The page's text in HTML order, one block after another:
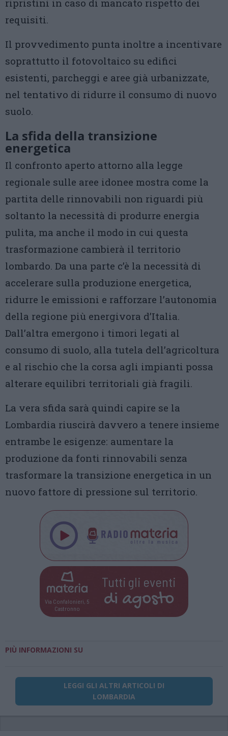
ripristini in caso di mancato rispetto dei
requisiti.
Il provvedimento punta inoltre a incentivare
soprattutto il fotovoltaico su edifici
esistenti, parcheggi e aree già urbanizzate,
nel tentativo di ridurre il consumo di nuovo
suolo.
La sfida della transizione
energetica
Il confronto aperto attorno alla legge
regionale sulle aree idonee mostra come la
partita delle rinnovabili non riguardi più
soltanto la necessità di produrre energia
pulita, ma anche il modo in cui questa
trasformazione cambierà il territorio
lombardo. Da una parte c’è la necessità di
accelerare sulla produzione energetica,
ridurre le emissioni e rafforzare l’autonomia
della regione più energivora d’Italia.
Dall’altra emergono i timori legati al
consumo di suolo, alla tutela dell’agricoltura
e al rischio che la corsa agli impianti possa
alterare equilibri territoriali già fragili.
La vera sfida sarà quindi capire se la
Lombardia riuscirà davvero a tenere insieme
entrambe le esigenze: aumentare la
produzione da fonti rinnovabili senza
trasformare la transizione energetica in un
nuovo fattore di pressione sul territorio.
Via Confalonieri, 5
Castronno
Tutti gli eventi
di agosto
PIÙ INFORMAZIONI SU
LEGGI GLI ALTRI ARTICOLI DI
LOMBARDIA